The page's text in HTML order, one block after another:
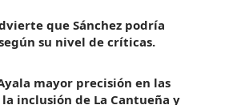
que Sánchez podría
su nivel de críticas.
mayor precisión en las
inclusión de La Cantueña y